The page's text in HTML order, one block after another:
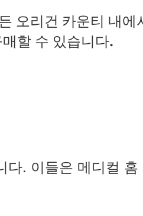
오리건 카운티 내에
할 수 있습니다.
. 이들은 메디컬 홈